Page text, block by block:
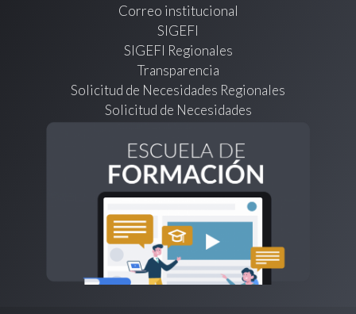
Correo institucional
SIGEFI
SIGEFI Regionales
Transparencia
Solicitud de Necesidades Regionales
Solicitud de Necesidades